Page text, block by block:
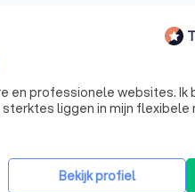
en professionele websites.
liggen in mijn flexibele
Ik studeer burgerlijk ingenieur
Bekijk profiel